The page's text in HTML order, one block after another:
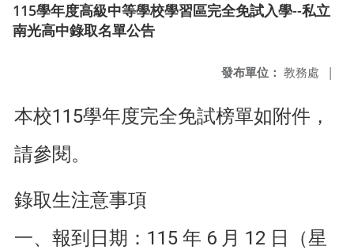
115學年度高級中等學校學習區完全免試入學--私立
南光高中錄取名單公告
發布單位： 教務處 |
本校115學年度完全免試榜單如附件，
請參閱。
錄取生注意事項
一、報到日期：115 年 6 月 12 日（星